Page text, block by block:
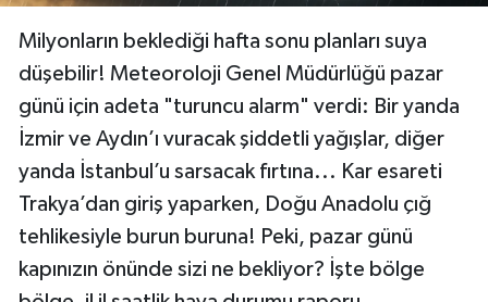
Milyonların beklediği hafta sonu planları suya
düşebilir! Meteoroloji Genel Müdürlüğü pazar
günü için adeta "turuncu alarm" verdi: Bir yanda
İzmir ve Aydın’ı vuracak şiddetli yağışlar, diğer
yanda İstanbul’u sarsacak fırtına... Kar esareti
Trakya’dan giriş yaparken, Doğu Anadolu çığ
tehlikesiyle burun buruna! Peki, pazar günü
kapınızın önünde sizi ne bekliyor? İşte bölge